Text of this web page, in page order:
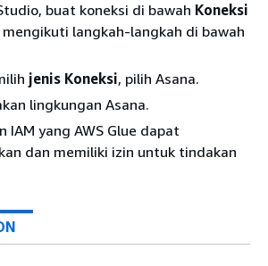
buat koneksi di bawah Koneksi
langkah-langkah di bawah
jenis Koneksi, pilih Asana.
lingkungan Asana.
IAM yang AWS Glue dapat
dan memiliki izin untuk tindakan